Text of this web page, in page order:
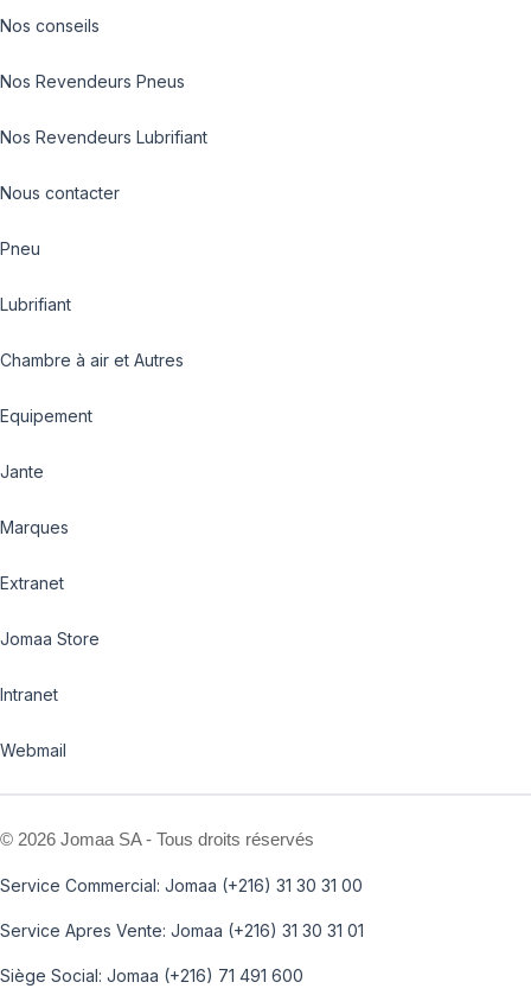
Nos conseils
Nos Revendeurs Pneus
Nos Revendeurs Lubrifiant
Nous contacter
Pneu
Lubrifiant
Chambre à air et Autres
Equipement
Jante
Marques
Extranet
Jomaa Store
Intranet
Webmail
© 2026 Jomaa SA - Tous droits réservés
Service Commercial: Jomaa (+216) 31 30 31 00
Service Apres Vente: Jomaa (+216) 31 30 31 01
Siège Social: Jomaa (+216) 71 491 600